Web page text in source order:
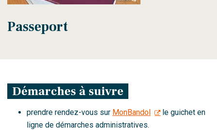
Passeport
Démarches à suivre
prendre rendez-vous sur MonBandol
le guichet en
ligne de démarches administratives.